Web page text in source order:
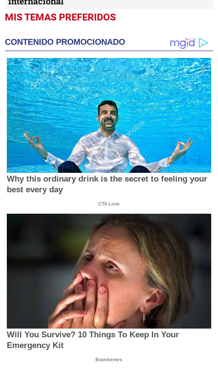
MIS TEMAS PREFERIDOS
CONTENIDO PROMOCIONADO
Why this ordinary drink is the secret to feeling your
best every day
CTA Love
Will You Survive? 10 Things To Keep In Your
Emergency Kit
Brainberries